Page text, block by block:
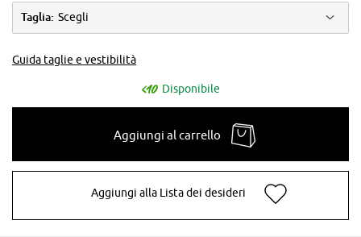
Taglia: Scegli
Guida taglie e vestibilità
Disponibile
Aggiungi al carrello
Aggiungi alla Lista dei desideri